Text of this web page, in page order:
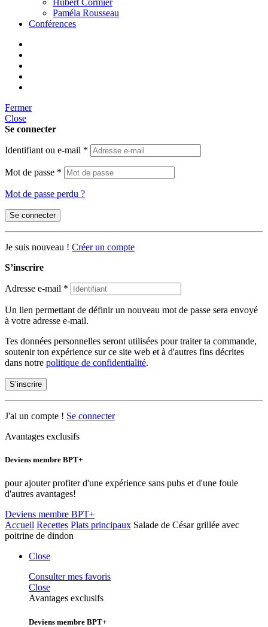
Hubert Cormier
Paméla Rousseau
Conférences
Fermer
Close
Se connecter
Identifiant ou e-mail *
Mot de passe *
Mot de passe perdu ?
Se connecter
Je suis nouveau ! Créer un compte
S’inscrire
Adresse e-mail *
Un lien permettant de définir un nouveau mot de passe sera envoyé
à votre adresse e-mail.
Tes données personnelles seront utilisées pour traiter ta commande,
soutenir ton expérience sur ce site web et à d'autres fins décrites
dans notre politique de confidentialité.
S’inscrire
J'ai un compte ! Se connecter
Avantages exclusifs
Deviens membre BPT+
pour ajouter profiter d'une expérience sans pubs et d'une foule
d'autres avantages!
Deviens membre BPT+
Accueil Recettes Plats principaux Salade de César grillée avec
poitrine de dindon
Close
Consulter mes favoris
Close
Avantages exclusifs
Deviens membre BPT+